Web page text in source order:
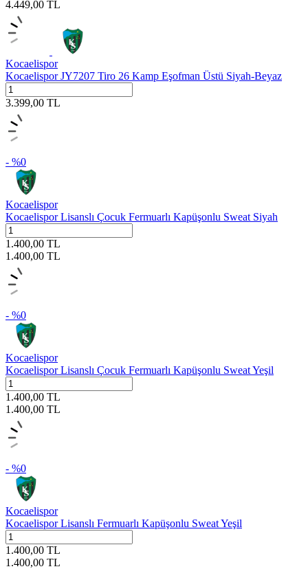
4.449,00 TL
Kocaelispor
Kocaelispor JY7207 Tiro 26 Kamp Eşofman Üstü Siyah-Beyaz
3.399,00 TL
- %0
Kocaelispor
Kocaelispor Lisanslı Çocuk Fermuarlı Kapüşonlu Sweat Siyah
1.400,00 TL
1.400,00 TL
- %0
Kocaelispor
Kocaelispor Lisanslı Çocuk Fermuarlı Kapüşonlu Sweat Yeşil
1.400,00 TL
1.400,00 TL
- %0
Kocaelispor
Kocaelispor Lisanslı Fermuarlı Kapüşonlu Sweat Yeşil
1.400,00 TL
1.400,00 TL